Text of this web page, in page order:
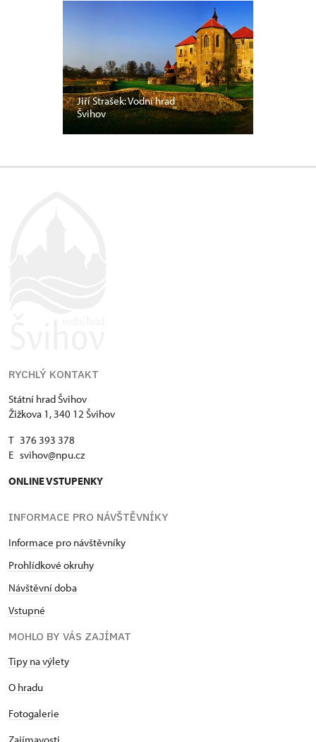
Jiří Strašek: Vodní hrad
Švihov
RYCHLÝ KONTAKT
Státní hrad Švihov
Žižkova 1, 340 12 Švihov
T 376 393 378
E svihov@npu.cz
ONLINE VSTUPENKY
INFORMACE PRO NÁVŠTĚVNÍKY
Informace pro návštěvníky
Prohlídkové okruhy
Návštěvní doba
Vstupné
MOHLO BY VÁS ZAJÍMAT
Tipy na výlety
O hradu
Fotogalerie